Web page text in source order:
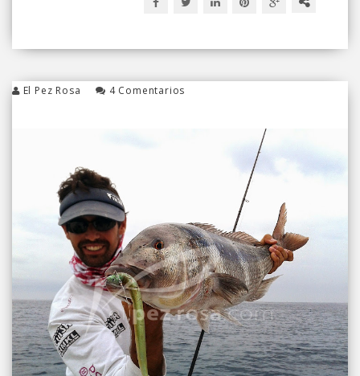
El Pez Rosa 4 Comentarios